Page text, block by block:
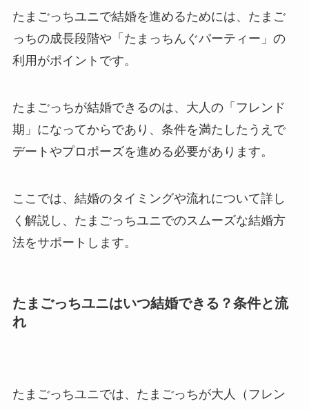
たまごっちユニで結婚を進めるためには、たまご
っちの成長段階や「たまっちんぐパーティー」の
利用がポイントです。
たまごっちが結婚できるのは、大人の「フレンド
期」になってからであり、条件を満たしたうえで
デートやプロポーズを進める必要があります。
ここでは、結婚のタイミングや流れについて詳し
く解説し、たまごっちユニでのスムーズな結婚方
法をサポートします。
たまごっちユニはいつ結婚できる？条件と流
れ
たまごっちユニでは、たまごっちが大人（フレン